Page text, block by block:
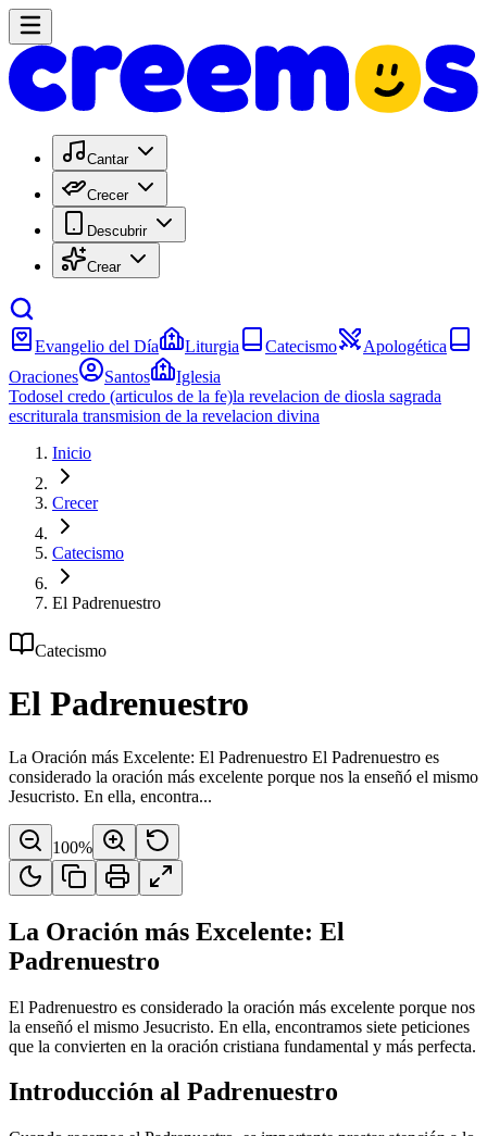
Cantar
Crecer
Descubrir
Crear
Evangelio del Día Liturgia Catecismo
Apologética
Oraciones
Santos
Iglesia
Todosel credo (articulos de la fe)la revelacion de diosla sagrada
escriturala transmision de la revelacion divina
Inicio
Crecer
Catecismo
El Padrenuestro
Catecismo
El Padrenuestro
La Oración más Excelente: El Padrenuestro El Padrenuestro es
considerado la oración más excelente porque nos la enseñó el mismo
Jesucristo. En ella, encontra...
100%
La Oración más Excelente: El
Padrenuestro
El Padrenuestro es considerado la oración más excelente porque nos
la enseñó el mismo Jesucristo. En ella, encontramos siete peticiones
que la convierten en la oración cristiana fundamental y más perfecta.
Introducción al Padrenuestro